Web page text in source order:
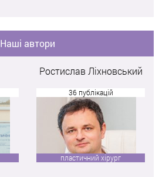
Наші автори
Ростислав Ліхновський
36 публікацій
пластичний хірург